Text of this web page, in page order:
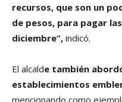
recursos, que son un
de pesos, para pagar
diciembre”, indicó.
El alcalde también
establecimientos
mencionando como